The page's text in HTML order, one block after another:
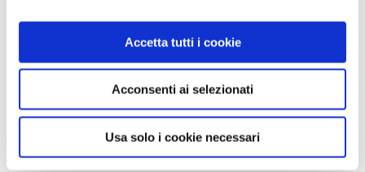
Accetta tutti i cookie
Acconsenti ai selezionati
Usa solo i cookie necessari
problematiche connesse; – le
energia elettricae le sue caratteristiche; –
lacorrente elettrica, i suoi effetti e le molteplici applicazioni; –
di corrente, le varietà dipilee
gliaccumulatorielettrici; – l’energiae illavoro, l’uomoe
combustibili
rinnovabili, non